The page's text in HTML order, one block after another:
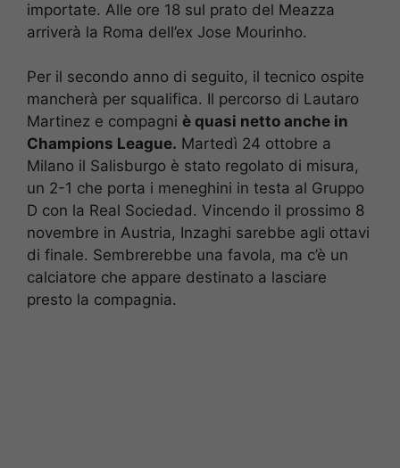
importate. Alle ore 18 sul prato del Meazza
arriverà la Roma dell’ex Jose Mourinho.
Per il secondo anno di seguito, il tecnico ospite
mancherà per squalifica. Il percorso di Lautaro
Martinez e compagni è quasi netto anche in
Champions League. Martedì 24 ottobre a
Milano il Salisburgo è stato regolato di misura,
un 2-1 che porta i meneghini in testa al Gruppo
D con la Real Sociedad. Vincendo il prossimo 8
novembre in Austria, Inzaghi sarebbe agli ottavi
di finale. Sembrerebbe una favola, ma c’è un
calciatore che appare destinato a lasciare
presto la compagnia.